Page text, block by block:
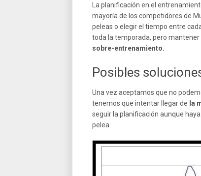
La planificación en el
mayoría de los competidores de
peleas o elegir el tiempo entre
toda la temporada, pero
sobre-entrenamiento.
Posibles
Una vez aceptamos que no
tenemos que intentar llegar de la
seguir la planificación aunque
pelea.